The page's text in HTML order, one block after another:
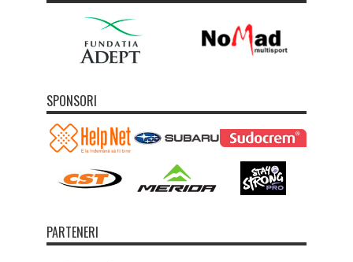
SPONSORI
PARTENERI